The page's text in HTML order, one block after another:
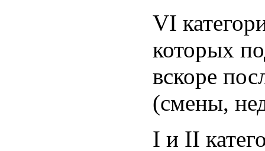
VI
которых
вскоре
(смены,
I и II